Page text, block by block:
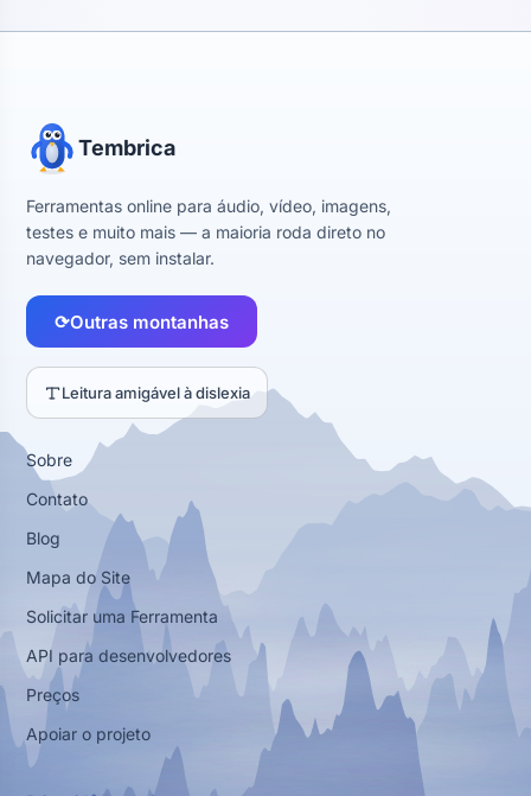
Tembrica
Ferramentas online para áudio, vídeo, imagens,
testes e muito mais — a maioria roda direto no
navegador, sem instalar.
⟳Outras montanhas
Leitura amigável à dislexia
Sobre
Contato
Blog
Mapa do Site
Solicitar uma Ferramenta
API para desenvolvedores
Preços
Apoiar o projeto